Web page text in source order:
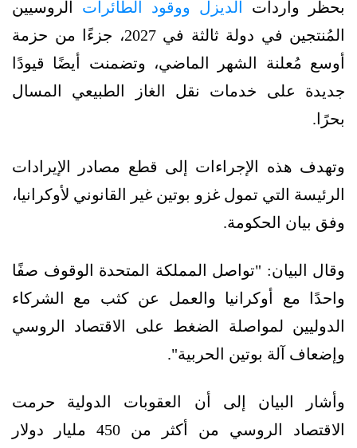
بحظر واردات الديزل ووقود الطائرات الروسيين
المُنتجين في دولة ثالثة في 2027، جزءًا من حزمة
أوسع مُعلنة الشهر الماضي، وتضمنت أيضًا قيودًا
جديدة على خدمات نقل الغاز الطبيعي المسال
بحرًا.
وتهدف هذه الإجراءات إلى قطع مصادر الإيرادات
الرئيسة التي تمول غزو بوتين غير القانوني لأوكرانيا،
وفق بيان الحكومة.
وقال البيان: "تواصل المملكة المتحدة الوقوف صفًا
واحدًا مع أوكرانيا والعمل عن كثب مع الشركاء
الدوليين لمواصلة الضغط على الاقتصاد الروسي
وإضعاف آلة بوتين الحربية".
وأشار البيان إلى أن العقوبات الدولية حرمت
الاقتصاد الروسي من أكثر من 450 مليار دولار